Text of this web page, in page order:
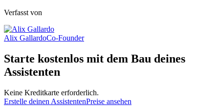
Verfasst von
Alix GallardoCo-Founder
Starte kostenlos mit dem Bau deines
Assistenten
Keine Kreditkarte erforderlich.
Erstelle deinen AssistentenPreise ansehen